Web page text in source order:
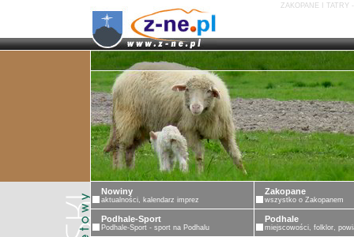
ZAKOPANE I TATRY
Nowiny
aktualności, kalendarz imprez
Zakopane
wszystko o Zakopanem
Podhale-Sport
Podhale-Sport - sport na Podhalu
Podhale
miejscowości, folklor,